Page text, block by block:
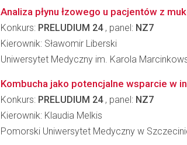
Analiza płynu łzowego u pacjentów z
Konkurs: PRELUDIUM 24, panel: NZ7
Kierownik: Sławomir Liberski
Uniwersytet Medyczny im. Karola
Kombucha jako potencjalne wsparcie w
Konkurs: PRELUDIUM 24, panel: NZ7
Kierownik: Klaudia Melkis
Pomorski Uniwersytet Medyczny w